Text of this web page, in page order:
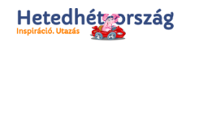
Az oldal sütiket (cookies) használ.
Adatvédelmi tájékoztató